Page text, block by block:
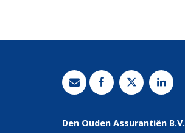
Den Ouden Assurantiën B.V.